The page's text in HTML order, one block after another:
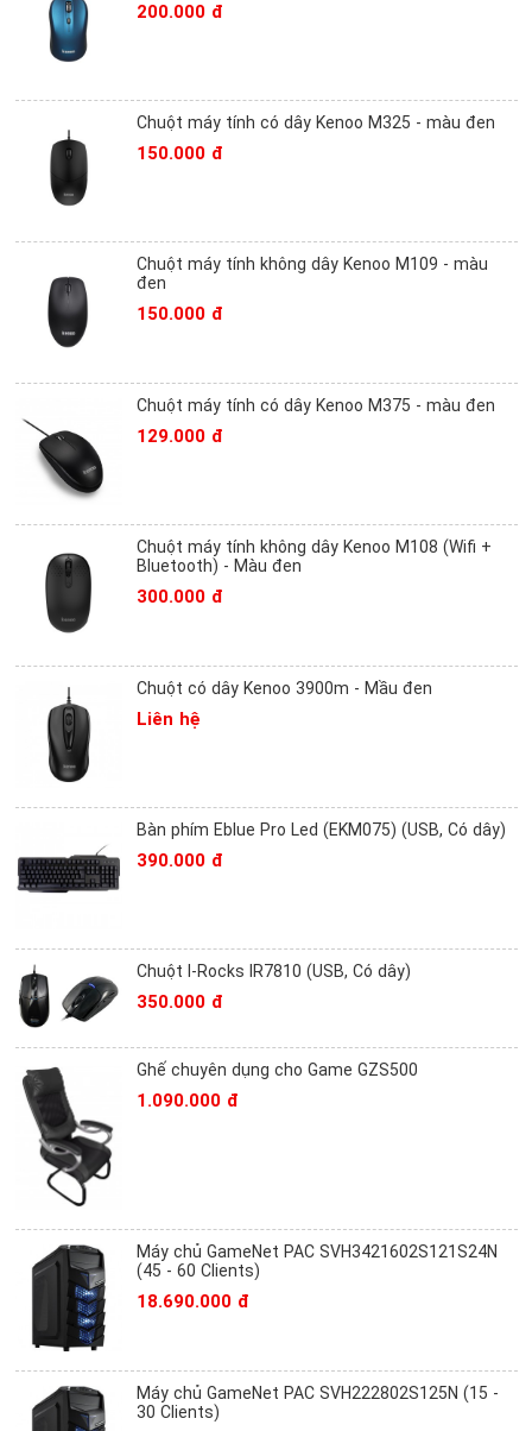
200.000 đ
Chuột máy tính có dây Kenoo M325 - màu đen
150.000 đ
Chuột máy tính không dây Kenoo M109 - màu
đen
150.000 đ
Chuột máy tính có dây Kenoo M375 - màu đen
129.000 đ
Chuột máy tính không dây Kenoo M108 (Wifi +
Bluetooth) - Màu đen
300.000 đ
Chuột có dây Kenoo 3900m - Mầu đen
Liên hệ
Bàn phím Eblue Pro Led (EKM075) (USB, Có dây)
390.000 đ
Chuột I-Rocks IR7810 (USB, Có dây)
350.000 đ
Ghế chuyên dụng cho Game GZS500
1.090.000 đ
Máy chủ GameNet PAC SVH3421602S121S24N
(45 - 60 Clients)
18.690.000 đ
Máy chủ GameNet PAC SVH222802S125N (15 -
30 Clients)